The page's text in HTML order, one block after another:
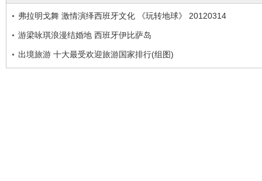
弗拉明戈舞 激情演绎西班牙文化 《玩转地球》 20120314
游梁咏琪浪漫结婚地 西班牙伊比萨岛
出境旅游 十大最受欢迎旅游国家排行(组图)